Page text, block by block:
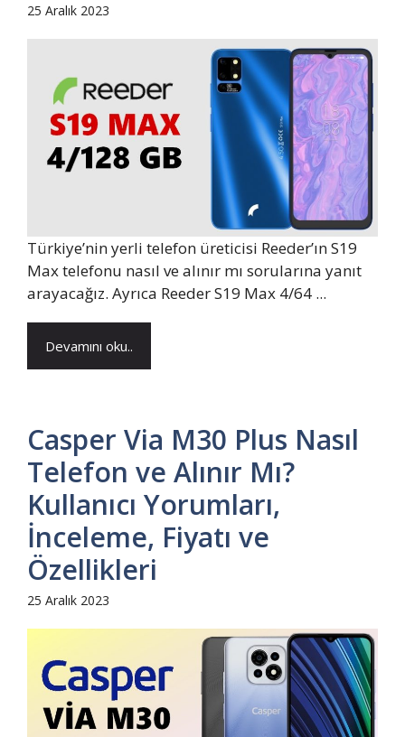
25 Aralık 2023
Türkiye’nin yerli telefon üreticisi Reeder’ın S19
Max telefonu nasıl ve alınır mı sorularına yanıt
arayacağız. Ayrıca Reeder S19 Max 4/64 ...
Devamını oku..
Casper Via M30 Plus Nasıl
Telefon ve Alınır Mı?
Kullanıcı Yorumları,
İnceleme, Fiyatı ve
Özellikleri
25 Aralık 2023